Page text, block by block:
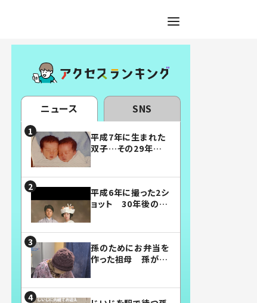
ニュース SNS
平成7年に生まれた
双子…その29年後
平成6年に撮った2シ
ョット 30年後の姿
孫のためにお弁当を
作った祖母 孫が絶